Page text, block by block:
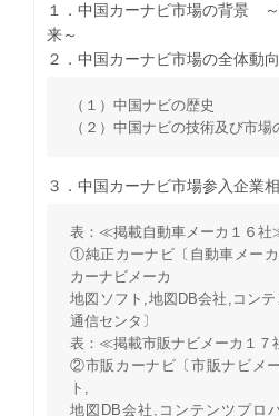
１．中国カーナビ市場の背景
来～
２．中国カーナビ市場の全体動
（１）中国ナビの歴史
（２）中国ナビの技術及び市場
３．中国カーナビ市場参入企業
表：≪掲載自動車メーカ１６
①純正カーナビ〔自動車メー
カーナビメーカ
地図ソフト,地図DB会社,コン
通信センタ〕
表：≪掲載市販ナビメーカ１
②市販カーナビ〔市販ナビメ
ト,
地図DB会社,コンテンツプロ